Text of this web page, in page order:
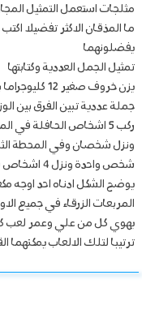
مثلجات استعمل التمثيل
ما المذقان الاكثر تفضيلا
يفضلونهما
تمثيل الجمل العددية وكتابتها
جملة عددية تبين الفرق بين
شخص واحدة ونزل 4 اشخاص فكم شخصا اصبح في الحافلة
يوضح الشكل ادناه احد اوجه
المربعات الزرقاء في جميع
يهوي كل من علي وعمر لعب
ترتيبا لتلك الالعاب يمكنهما